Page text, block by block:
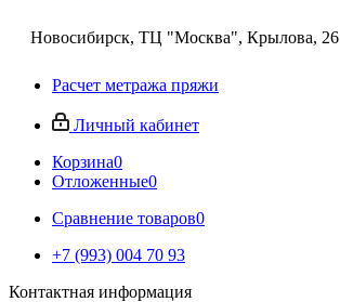
Новосибирск, ТЦ "Москва", Крылова, 26
Расчет метража пряжи
Личный кабинет
Корзина0
Отложенные0
Сравнение товаров0
+7 (993) 004 70 93
Контактная информация